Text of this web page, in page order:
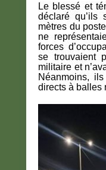
Le blessé et
déclaré qu’ils
mètres du
ne
forces
se trouvaient
militaire et
Néanmoins,
directs à balles